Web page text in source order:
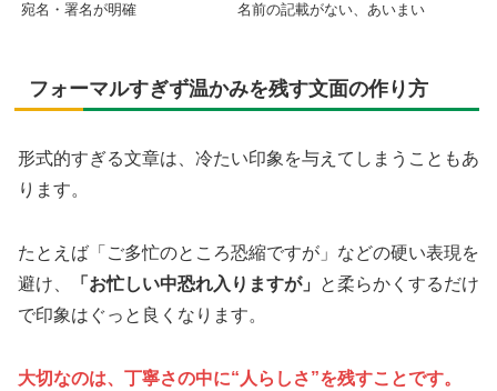
宛名・署名が明確
名前の記載がない、あいまい
フォーマルすぎず温かみを残す文面の作り方
形式的すぎる文章は、冷たい印象を与えてしまうこともあ
ります。
たとえば「ご多忙のところ恐縮ですが」などの硬い表現を
避け、
「お忙しい中恐れ入りますが」
と柔らかくするだけ
で印象はぐっと良くなります。
大切なのは、丁寧さの中に“人らしさ”を残すことです。